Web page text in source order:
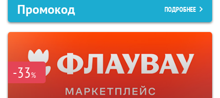
Промокод ПОДРОБНЕЕ
-33%